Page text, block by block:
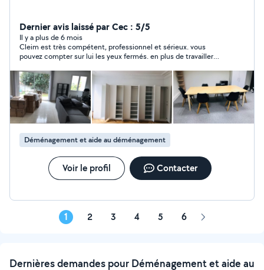
Dernier avis laissé par Cec : 5/5
Il y a plus de 6 mois
Cleim est très compétent, professionnel et sérieux. vous
pouvez compter sur lui les yeux fermés. en plus de travailler
pour le déménagement et un grand merci
Déménagement et aide au déménagement
Voir le profil Contacter
1 2 3 4 5 6 Page
Dernières demandes pour Déménagement et aide au